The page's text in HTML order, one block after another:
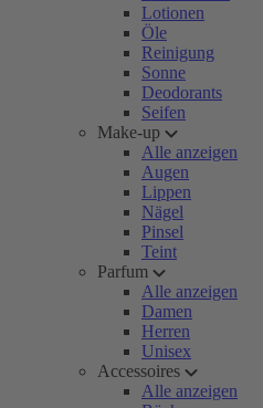
Lotionen
Öle
Reinigung
Sonne
Deodorants
Seifen
Make-up
Alle anzeigen
Augen
Lippen
Nägel
Pinsel
Teint
Parfum
Alle anzeigen
Damen
Herren
Unisex
Accessoires
Alle anzeigen